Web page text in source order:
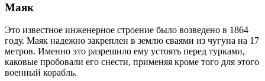
Маяк
Это известное инженерное строение было возведено в 1864
году. Маяк надежно закреплен в землю сваями из чугуна на 17
метров. Именно это разрешило ему устоять перед турками,
каковые пробовали его снести, применяя кроме того для этого
военный корабль.